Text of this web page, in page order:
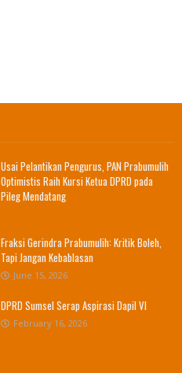
Usai Pelantikan Pengurus, PAN Prabumulih
Optimistis Raih Kursi Ketua DPRD pada
Pileg Mendatang
Fraksi Gerindra Prabumulih: Kritik Boleh,
Tapi Jangan Kebablasan
June 15, 2026
DPRD Sumsel Serap Aspirasi Dapil VI
February 16, 2026